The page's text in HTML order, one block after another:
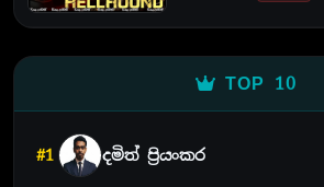
TOP 10
#1 දමිත් ප්‍රියංකර